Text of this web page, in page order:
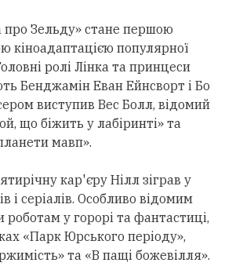
про Зельду» стане першою
кіноадаптацією популярної
ролі Лінка та принцеси
Бенджамін Еван Ейнсворт і Бо
виступив Вес Болл, відомий
що біжить у лабіринті» та
мавп».
кар'єру Нілл зіграв у
і серіалів. Особливо відомим
роботам у горорі та фантастиці,
«Парк Юрського періоду»,
та «В пащі божевілля».